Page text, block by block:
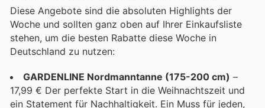
Diese Angebote sind die absoluten Highlights der
Woche und sollten ganz oben auf Ihrer Einkaufsliste
stehen, um die besten Rabatte diese Woche in
Deutschland zu nutzen:
GARDENLINE Nordmanntanne (175-200 cm) –
17,99 € Der perfekte Start in die Weihnachtszeit und
ein Statement für Nachhaltigkeit. Ein Muss für jeden,